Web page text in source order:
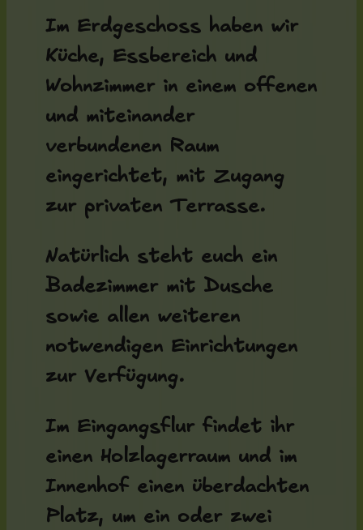
Im Erdgeschoss haben wir
Küche, Essbereich und
Wohnzimmer in einem offenen
und miteinander
verbundenen Raum
eingerichtet, mit Zugang
zur privaten Terrasse.
Natürlich steht euch ein
Badezimmer mit Dusche
sowie allen weiteren
notwendigen Einrichtungen
zur Verfügung.
Im Eingangsflur findet ihr
einen Holzlagerraum und im
Innenhof einen überdachten
Platz, um ein oder zwei